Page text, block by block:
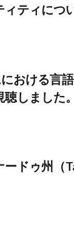
ィティにつ
おける言
しました。
ドゥ州（